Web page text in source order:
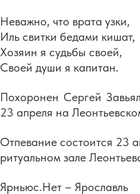
Неважно, что врата узки,
Иль свитки бедами кишат,
Хозяин я судьбы своей,
Своей души я капитан.
Похоронен Сергей
23 апреля на
Отпевание состоится 23
ритуальном зале
Ярньюс.Нет – Ярославль